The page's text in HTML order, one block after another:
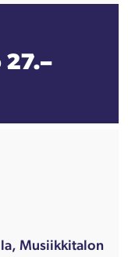
27.–
Musiikkitalon